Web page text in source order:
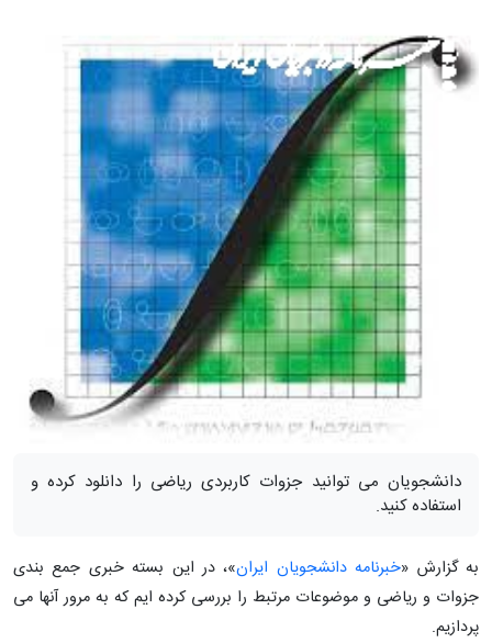
دانشجویان می توانید جزوات کاربردی ریاضی را دانلود کرده و
استفاده کنید.
به گزارش «خبرنامه دانشجویان ایران»، در این بسته خبری جمع بندی
جزوات و ریاضی و موضوعات مرتبط را بررسی کرده ایم که به مرور آنها می
پردازیم.